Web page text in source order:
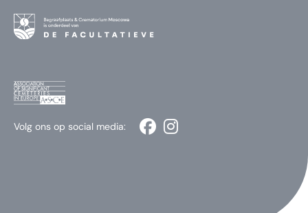
Volg ons op social media: